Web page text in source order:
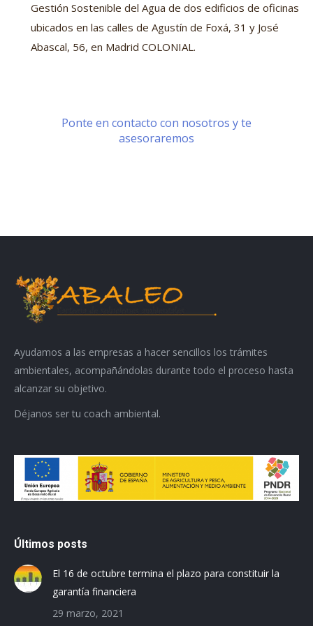
Gestión Sostenible del Agua de dos edificios de oficinas
ubicados en las calles de Agustín de Foxá, 31 y José
Abascal, 56, en Madrid COLONIAL.
Ponte en contacto con nosotros y te
asesoraremos
Ayudamos a las empresas a hacer sencillos los trámites
ambientales, acompañándolas durante todo el proceso hasta
alcanzar su objetivo.
Déjanos ser tu coach ambiental.
Últimos posts
El 16 de octubre termina el plazo para constituir la
garantía financiera
29 marzo, 2021